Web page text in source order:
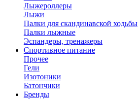
Лыжероллеры
Лыжи
Палки для скандинавской ходьбы
Палки лыжные
Эспандеры, тренажеры
Спортивное питание
Прочее
Гели
Изотоники
Батончики
Бренды